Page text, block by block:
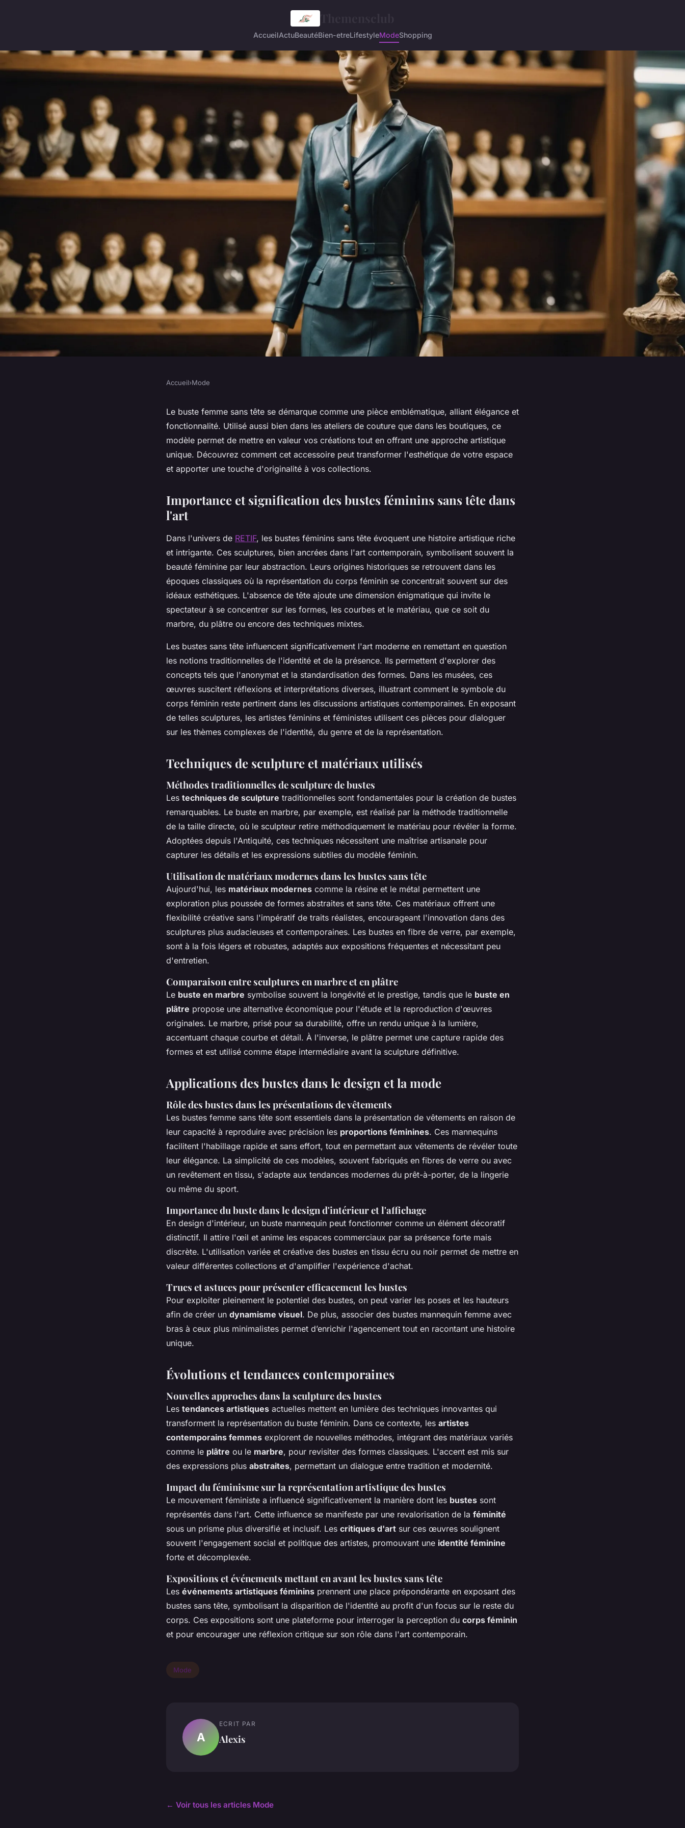
AccueilActuBeautéBien-etreLifestyleModeShopping
Buste femme sans tête : valorisez votre
boutique avec créativité
Accueil›Mode
Le buste femme sans tête se démarque comme une pièce emblématique, alliant élégance et
fonctionnalité. Utilisé aussi bien dans les ateliers de couture que dans les boutiques, ce
modèle permet de mettre en valeur vos créations tout en offrant une approche artistique
unique. Découvrez comment cet accessoire peut transformer l'esthétique de votre espace
et apporter une touche d'originalité à vos collections.
Importance et signification des bustes féminins sans tête dans
l'art
Dans l'univers de RETIF, les bustes féminins sans tête évoquent une histoire artistique riche
et intrigante. Ces sculptures, bien ancrées dans l'art contemporain, symbolisent souvent la
beauté féminine par leur abstraction. Leurs origines historiques se retrouvent dans les
époques classiques où la représentation du corps féminin se concentrait souvent sur des
idéaux esthétiques. L'absence de tête ajoute une dimension énigmatique qui invite le
spectateur à se concentrer sur les formes, les courbes et le matériau, que ce soit du
marbre, du plâtre ou encore des techniques mixtes.
Les bustes sans tête influencent significativement l'art moderne en remettant en question
les notions traditionnelles de l'identité et de la présence. Ils permettent d'explorer des
concepts tels que l'anonymat et la standardisation des formes. Dans les musées, ces
œuvres suscitent réflexions et interprétations diverses, illustrant comment le symbole du
corps féminin reste pertinent dans les discussions artistiques contemporaines. En exposant
de telles sculptures, les artistes féminins et féministes utilisent ces pièces pour dialoguer
sur les thèmes complexes de l'identité, du genre et de la représentation.
Techniques de sculpture et matériaux utilisés
Méthodes traditionnelles de sculpture de bustes
Les techniques de sculpture traditionnelles sont fondamentales pour la création de bustes
remarquables. Le buste en marbre, par exemple, est réalisé par la méthode traditionnelle
de la taille directe, où le sculpteur retire méthodiquement le matériau pour révéler la forme.
Adoptées depuis l'Antiquité, ces techniques nécessitent une maîtrise artisanale pour
capturer les détails et les expressions subtiles du modèle féminin.
Utilisation de matériaux modernes dans les bustes sans tête
Aujourd'hui, les matériaux modernes comme la résine et le métal permettent une
exploration plus poussée de formes abstraites et sans tête. Ces matériaux offrent une
flexibilité créative sans l'impératif de traits réalistes, encourageant l'innovation dans des
sculptures plus audacieuses et contemporaines. Les bustes en fibre de verre, par exemple,
sont à la fois légers et robustes, adaptés aux expositions fréquentes et nécessitant peu
d'entretien.
Comparaison entre sculptures en marbre et en plâtre
Le buste en marbre symbolise souvent la longévité et le prestige, tandis que le buste en
plâtre propose une alternative économique pour l'étude et la reproduction d'œuvres
originales. Le marbre, prisé pour sa durabilité, offre un rendu unique à la lumière,
accentuant chaque courbe et détail. À l'inverse, le plâtre permet une capture rapide des
formes et est utilisé comme étape intermédiaire avant la sculpture définitive.
Applications des bustes dans le design et la mode
Rôle des bustes dans les présentations de vêtements
Les bustes femme sans tête sont essentiels dans la présentation de vêtements en raison de
leur capacité à reproduire avec précision les proportions féminines. Ces mannequins
facilitent l'habillage rapide et sans effort, tout en permettant aux vêtements de révéler toute
leur élégance. La simplicité de ces modèles, souvent fabriqués en fibres de verre ou avec
un revêtement en tissu, s'adapte aux tendances modernes du prêt-à-porter, de la lingerie
ou même du sport.
Importance du buste dans le design d'intérieur et l'affichage
En design d'intérieur, un buste mannequin peut fonctionner comme un élément décoratif
distinctif. Il attire l'œil et anime les espaces commerciaux par sa présence forte mais
discrète. L'utilisation variée et créative des bustes en tissu écru ou noir permet de mettre en
valeur différentes collections et d'amplifier l'expérience d'achat.
Trucs et astuces pour présenter efficacement les bustes
Pour exploiter pleinement le potentiel des bustes, on peut varier les poses et les hauteurs
afin de créer un dynamisme visuel. De plus, associer des bustes mannequin femme avec
bras à ceux plus minimalistes permet d’enrichir l'agencement tout en racontant une histoire
unique.
Évolutions et tendances contemporaines
Nouvelles approches dans la sculpture des bustes
Les tendances artistiques actuelles mettent en lumière des techniques innovantes qui
transforment la représentation du buste féminin. Dans ce contexte, les artistes
contemporains femmes explorent de nouvelles méthodes, intégrant des matériaux variés
comme le plâtre ou le marbre, pour revisiter des formes classiques. L'accent est mis sur
des expressions plus abstraites, permettant un dialogue entre tradition et modernité.
Impact du féminisme sur la représentation artistique des bustes
Le mouvement féministe a influencé significativement la manière dont les bustes sont
représentés dans l'art. Cette influence se manifeste par une revalorisation de la féminité
sous un prisme plus diversifié et inclusif. Les critiques d'art sur ces œuvres soulignent
souvent l'engagement social et politique des artistes, promouvant une identité féminine
forte et décomplexée.
Expositions et événements mettant en avant les bustes sans tête
Les événements artistiques féminins prennent une place prépondérante en exposant des
bustes sans tête, symbolisant la disparition de l'identité au profit d'un focus sur le reste du
corps. Ces expositions sont une plateforme pour interroger la perception du corps féminin
et pour encourager une réflexion critique sur son rôle dans l'art contemporain.
Mode
A
ECRIT PAR
Alexis
← Voir tous les articles Mode